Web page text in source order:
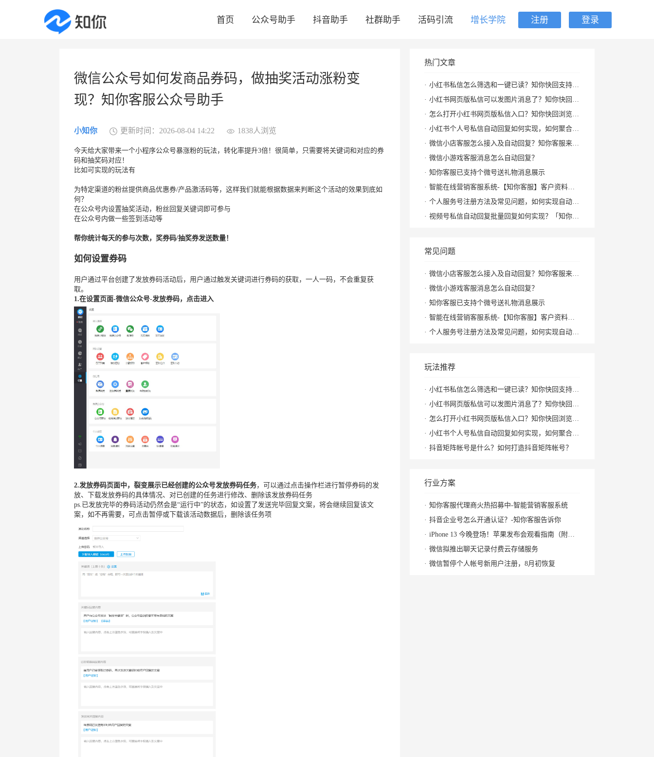
首页 公众号助手 抖音助手 社群助手 活码引流 增长学院 注册 登录
微信公众号如何发商品券码，做抽奖活动涨粉变
现？知你客服公众号助手
小知你 更新时间：2026-08-04 14:22 1838人浏览
今天给大家带来一个小程序公众号暴涨粉的玩法，转化率提升3倍！很简单，只需要将关键词和对应的券
码和抽奖码对应！
比如可实现的玩法有
为特定渠道的粉丝提供商品优惠券/产品激活码等，这样我们就能根据数据来判断这个活动的效果到底如
何？
在公众号内设置抽奖活动，粉丝回复关键词即可参与
在公众号内做一些签到活动等
帮你统计每天的参与次数，奖券码/抽奖券发送数量！
如何设置券码
用户通过平台创建了发放券码活动后，用户通过触发关键词进行券码的获取，一人一码，不会重复获
取。
1.在设置页面-微信公众号-发放券码，点击进入
2.发放券码页面中，裂变展示已经创建的公众号发放券码任务，可以通过点击操作栏进行暂停券码的发
放、下载发放券码的具体情况、对已创建的任务进行修改、删除该发放券码任务
ps.已发放完毕的券码活动仍然会是“运行中”的状态，如设置了发送完毕回复文案，将会继续回复该文
案，如不再需要，可点击暂停或下载该活动数据后，删除该任务项
热门文章
小红书私信怎么筛选和一键已读？知你快回支持私聊群聊筛选、批量已读和图片回复
小红书网页版私信可以发图片消息了？知你快回插件支持多种形式图片发送和AI自动回复
怎么打开小红书网页版私信入口？知你快回浏览器插件帮你打开小红书私信AI回复及快捷回复
小红书个人号私信自动回复如何实现，如何聚合回复小红书私信及群消息？知你客服来解决
微信小店客服怎么接入及自动回复？知你客服来帮您
微信小游戏客服消息怎么自动回复？
知你客服已支持个微号送礼物消息展示
智能在线营销客服系统-【知你客服】客户资料已支持打开PC小程序
个人服务号注册方法及常见问题，如何实现自动回复攻略
视频号私信自动回复批量回复如何实现？「知你客服」来帮您
常见问题
微信小店客服怎么接入及自动回复？知你客服来帮您
微信小游戏客服消息怎么自动回复？
知你客服已支持个微号送礼物消息展示
智能在线营销客服系统-【知你客服】客户资料已支持打开PC小程序
个人服务号注册方法及常见问题，如何实现自动回复攻略
玩法推荐
小红书私信怎么筛选和一键已读？知你快回支持私聊群聊筛选、批量已读和图片回复
小红书网页版私信可以发图片消息了？知你快回插件支持多种形式图片发送和AI自动回复
怎么打开小红书网页版私信入口？知你快回浏览器插件帮你打开小红书私信AI回复及快捷回复
小红书个人号私信自动回复如何实现，如何聚合回复小红书私信及群消息？知你客服来解决
抖音矩阵帐号是什么？如何打造抖音矩阵帐号？
行业方案
知你客服代理商火热招募中-智能营销客服系统
抖音企业号怎么开通认证？-知你客服告诉你
iPhone 13 今晚登场！苹果发布会观看指南（附直播入口）
微信拟推出聊天记录付费云存储服务
微信暂停个人帐号新用户注册，8月初恢复